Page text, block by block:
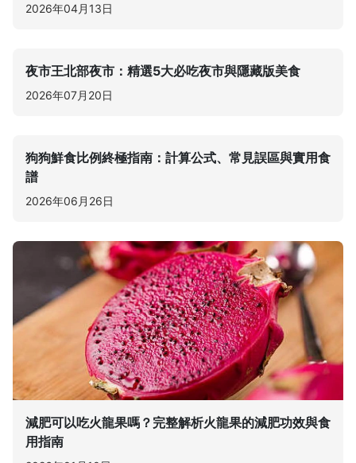
2026年04月13日
夜市王北部夜市：精選5大必吃夜市與隱藏版美食
2026年07月20日
狗狗鮮食比例終極指南：計算公式、常見誤區與實用食
譜
2026年06月26日
減肥可以吃火龍果嗎？完整解析火龍果的減肥功效與食
用指南